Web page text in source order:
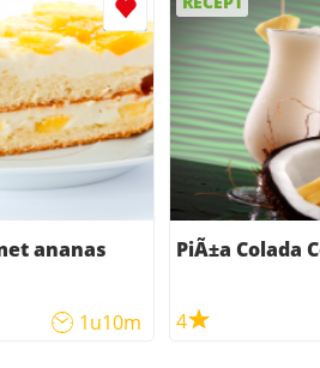
ananas
1u10m
PiÃ±a Colada
4